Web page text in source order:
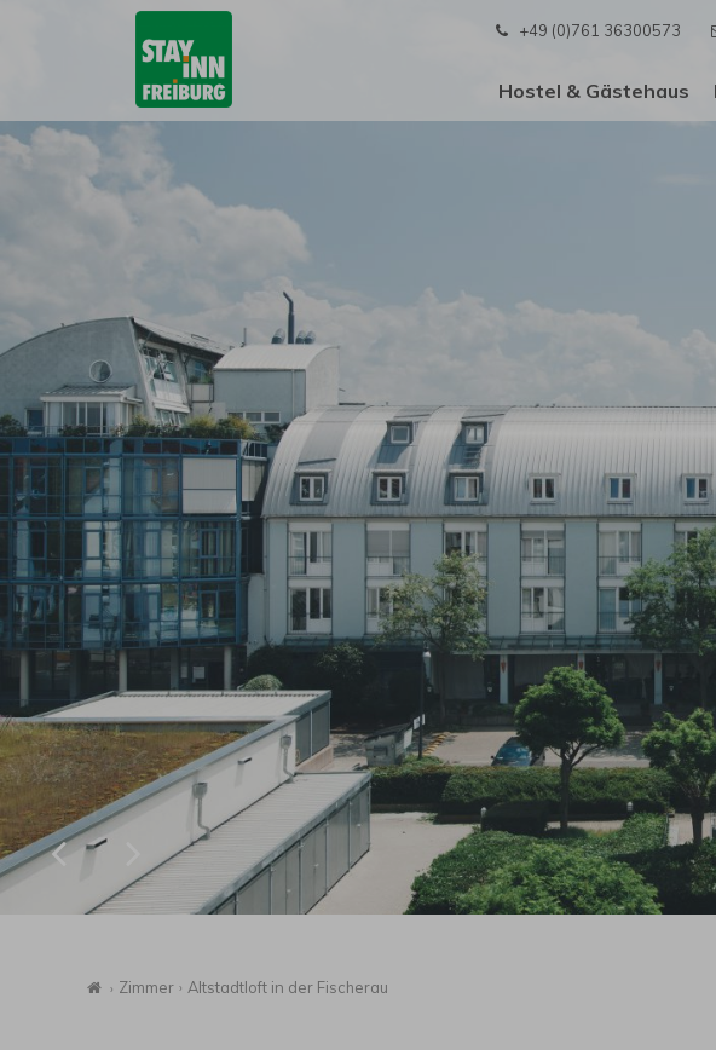
+49 (0)761 36300573
Hostel & Gästehaus
Startseite
Zimmer Altstadtloft in der Fischerau